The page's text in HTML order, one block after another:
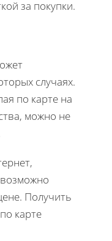
за покупки.
случаях.
по карте на
можно не
Получить
карте